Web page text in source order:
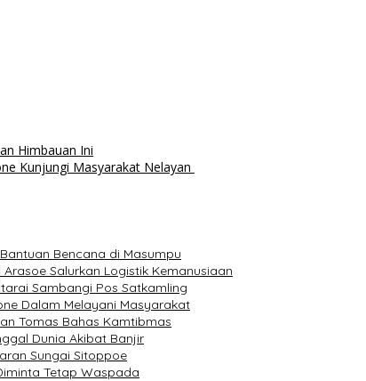
Himbauan Ini
Kunjungi Masyarakat Nelayan
Bencana di Masumpu
Salurkan Logistik Kemanusiaan
Sambangi Pos Satkamling
Dalam Melayani Masyarakat
Tomas Bahas Kamtibmas
Dunia Akibat Banjir
Sungai Sitoppoe
Tetap Waspada